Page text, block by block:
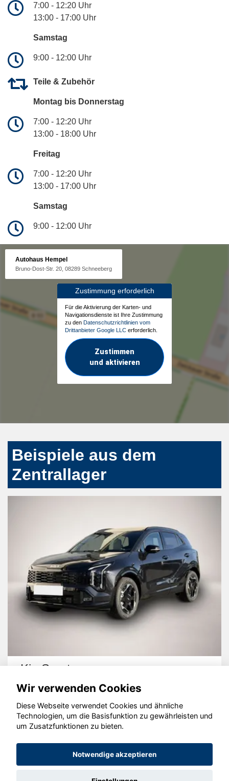
7:00 - 12:20 Uhr
13:00 - 17:00 Uhr
Samstag
9:00 - 12:00 Uhr
Teile & Zubehör
Montag bis Donnerstag
7:00 - 12:20 Uhr
13:00 - 18:00 Uhr
Freitag
7:00 - 12:20 Uhr
13:00 - 17:00 Uhr
Samstag
9:00 - 12:00 Uhr
Autohaus Hempel
Bruno-Dost-Str. 20, 08289 Schneeberg
Zustimmung erforderlich
Für die Aktivierung der Karten- und
Navigationsdienste ist Ihre Zustimmung
zu den Datenschutzrichtlinien vom
Drittanbieter Google LLC erforderlich.
Zustimmen
und aktivieren
Beispiele aus dem
Zentrallager
Kia Sportage
© konjunkturmotor.de GmbH 2020 - 2026
Wir verwenden Cookies
Diese Webseite verwendet Cookies und ähnliche
Technologien, um die Basisfunktion zu gewährleisten und
um Zusatzfunktionen zu bieten.
Notwendige akzeptieren